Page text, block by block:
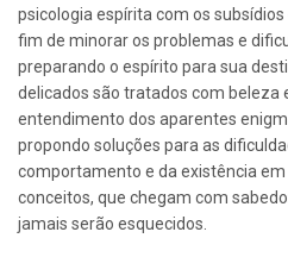
psicologia espírita com os
fim de minorar os problemas e
preparando o espírito para sua
delicados são tratados com beleza
entendimento dos aparentes
propondo soluções para as
comportamento e da existência
conceitos, que chegam com
jamais serão esquecidos.